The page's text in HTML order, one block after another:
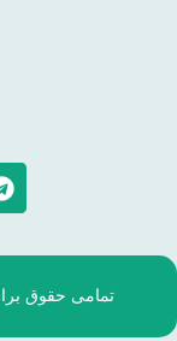
تمامی حقوق برای